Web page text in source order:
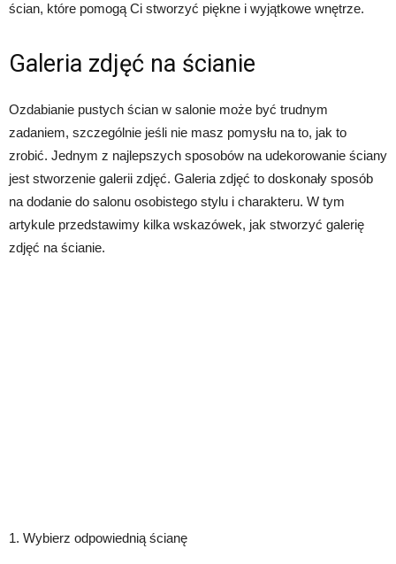
ścian, które pomogą Ci stworzyć piękne i wyjątkowe wnętrze.
Galeria zdjęć na ścianie
Ozdabianie pustych ścian w salonie może być trudnym
zadaniem, szczególnie jeśli nie masz pomysłu na to, jak to
zrobić. Jednym z najlepszych sposobów na udekorowanie ściany
jest stworzenie galerii zdjęć. Galeria zdjęć to doskonały sposób
na dodanie do salonu osobistego stylu i charakteru. W tym
artykule przedstawimy kilka wskazówek, jak stworzyć galerię
zdjęć na ścianie.
1. Wybierz odpowiednią ścianę